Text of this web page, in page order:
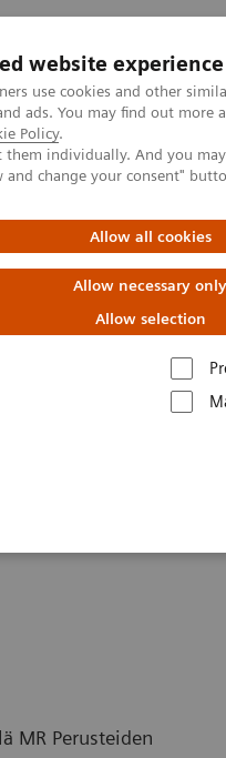
website experience
use cookies and other
ads. You may find out more
Policy.
individually. And you
and change your consent"
Allow all cookies
Allow necessary only
Allow selection
ja dokumentaatio
Akatemia
MR Perusteiden